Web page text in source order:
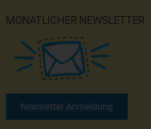
MONATLICHER NEWSLETTER
Newsletter Anmeldung